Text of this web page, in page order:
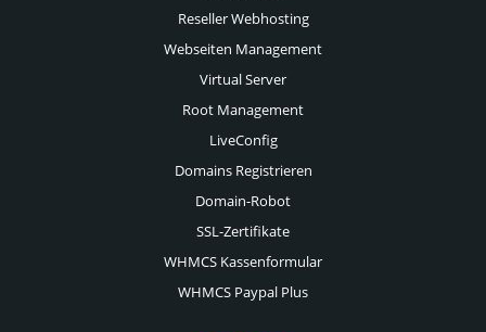
Reseller Webhosting
Webseiten Management
Virtual Server
Root Management
LiveConfig
Domains Registrieren
Domain-Robot
SSL-Zertifikate
WHMCS Kassenformular
WHMCS Paypal Plus